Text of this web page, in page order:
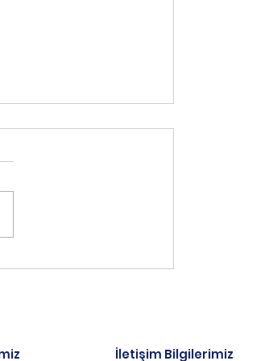
HADLERİ
Demirbaş ve
İletişim Bilgilerimiz